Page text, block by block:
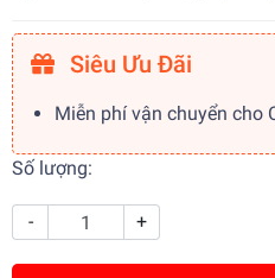
Siêu Ưu Đãi
Miễn phí vận chuyển cho
Số lượng:
- +